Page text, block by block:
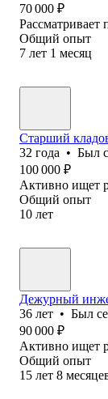
70 000 ₽
Рассматривает
Общий опыт
7 лет 1 месяц
Старший
32 года • Был
100 000 ₽
Активно ищет
Общий опыт
10 лет
Дежурный
36 лет • Был
90 000 ₽
Активно ищет
Общий опыт
15 лет 8